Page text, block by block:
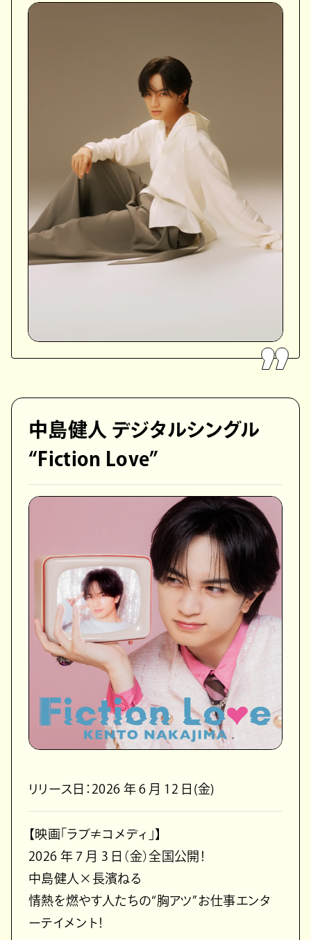
中島健人 デジタルシングル
“Fiction Love”
リリース日：2026 年 6 月 12 日(金)
【映画「ラブ≠コメディ」】
2026 年 7 月 3 日（金）全国公開！
中島健人×長濱ねる
情熱を燃やす人たちの“胸アツ”お仕事エンタ
ーテイメント！